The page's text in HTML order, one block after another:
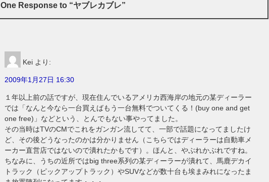
One Response to “ヤブレカブレ”
Kei より:
2009年1月27日 16:30
１年以上前の話ですが、現在住んでいるアメリカ西海岸の地元の某ディーラー
では「なんと今なら一台買えばもう一台無料でついてくる！(buy one and get
one free)」などという、とんでもない事やってました。
その当時はTVのCMでこれをガンガン流してて、一部で話題になってましたけ
ど、その後どうなったのかは分かりません（こちらではディーラーは自動車メ
ーカー直営店ではないので潰れたかもです）。ほんと、やぶれかぶれですね。
ちなみに、うちの近所ではbig three系列の某ディーラーが潰れて、馬鹿デカイ
トラック（ピックアップトラック）やSUVなどが数十台も埃まみれになったま